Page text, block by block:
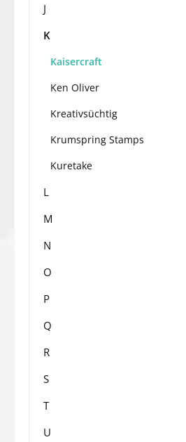
J
K
Kaisercraft
Ken Oliver
Kreativsüchtig
Krumspring Stamps
Kuretake
L
M
N
O
P
Q
R
S
T
U